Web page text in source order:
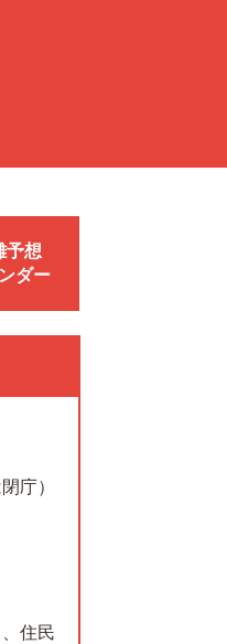
予想
ダー
庁）
住民